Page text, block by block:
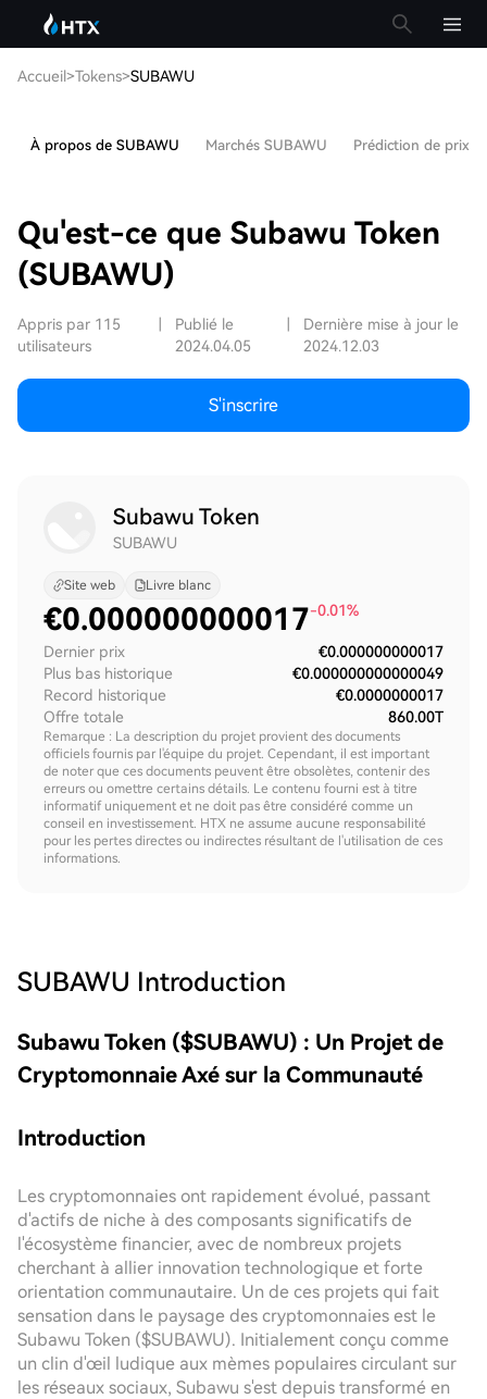
Accueil>Tokens>SUBAWU
À propos de SUBAWU Marchés SUBAWU Prédiction de prix
Qu'est-ce que Subawu Token
(SUBAWU)
Appris par 115
utilisateurs
Publié le
2024.04.05
Dernière mise à jour le
2024.12.03
S'inscrire
Subawu Token
SUBAWU
Site web Livre blanc
€0.000000000017-0.01%
Dernier prix
€0.000000000017
Plus bas historique
€0.000000000000049
Record historique
€0.0000000017
Offre totale
860.00T
Remarque : La description du projet provient des documents
officiels fournis par l'équipe du projet. Cependant, il est important
de noter que ces documents peuvent être obsolètes, contenir des
erreurs ou omettre certains détails. Le contenu fourni est à titre
informatif uniquement et ne doit pas être considéré comme un
conseil en investissement. HTX ne assume aucune responsabilité
pour les pertes directes ou indirectes résultant de l'utilisation de ces
informations.
SUBAWU Introduction
Subawu Token ($SUBAWU) : Un Projet de
Cryptomonnaie Axé sur la Communauté
Introduction
Les cryptomonnaies ont rapidement évolué, passant
d'actifs de niche à des composants significatifs de
l'écosystème financier, avec de nombreux projets
cherchant à allier innovation technologique et forte
orientation communautaire. Un de ces projets qui fait
sensation dans le paysage des cryptomonnaies est le
Subawu Token ($SUBAWU). Initialement conçu comme
un clin d'œil ludique aux mèmes populaires circulant sur
les réseaux sociaux, Subawu s'est depuis transformé en